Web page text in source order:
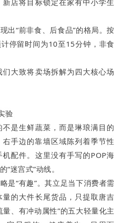
店将目标锁定在家有中小学生
出“前非食、后食品”的格局。按
停留时间为10至15分钟，非食
大致将卖场拆解为四大核心场
验
是生鲜蔬菜，而是琳琅满目的
手边的靠墙区域陈列着季节性
配件。这里没有手写的POP海
迷宫式”动线。
是“有趣”。其立足当下消费者需
的大件长尾货品，只提取唐吉
、有冲动属性”的五大轻量化主